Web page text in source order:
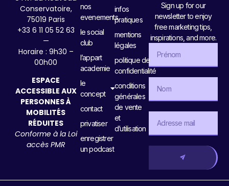
Conservatoire,
75019 Paris
+33 6 11 05 52 63
—
Horaire : 9h30 –
00h00
ESPACE
ACCESSIBLE AUX
PERSONNES À
MOBILITÉS
RÉDUITES
Conforme à la Loi
accès PMR
nos
evenements
le social
club
l’appart
academie
le
concept
contact
privatiser
enregistrer
un podcast
infos
pratiques
mentions
légales
politique de
confidentialité
conditions
générales
de vente
et
d’utilisation
Sign up for our
newsletter to enjoy
free marketing tips,
inspirations, and more.